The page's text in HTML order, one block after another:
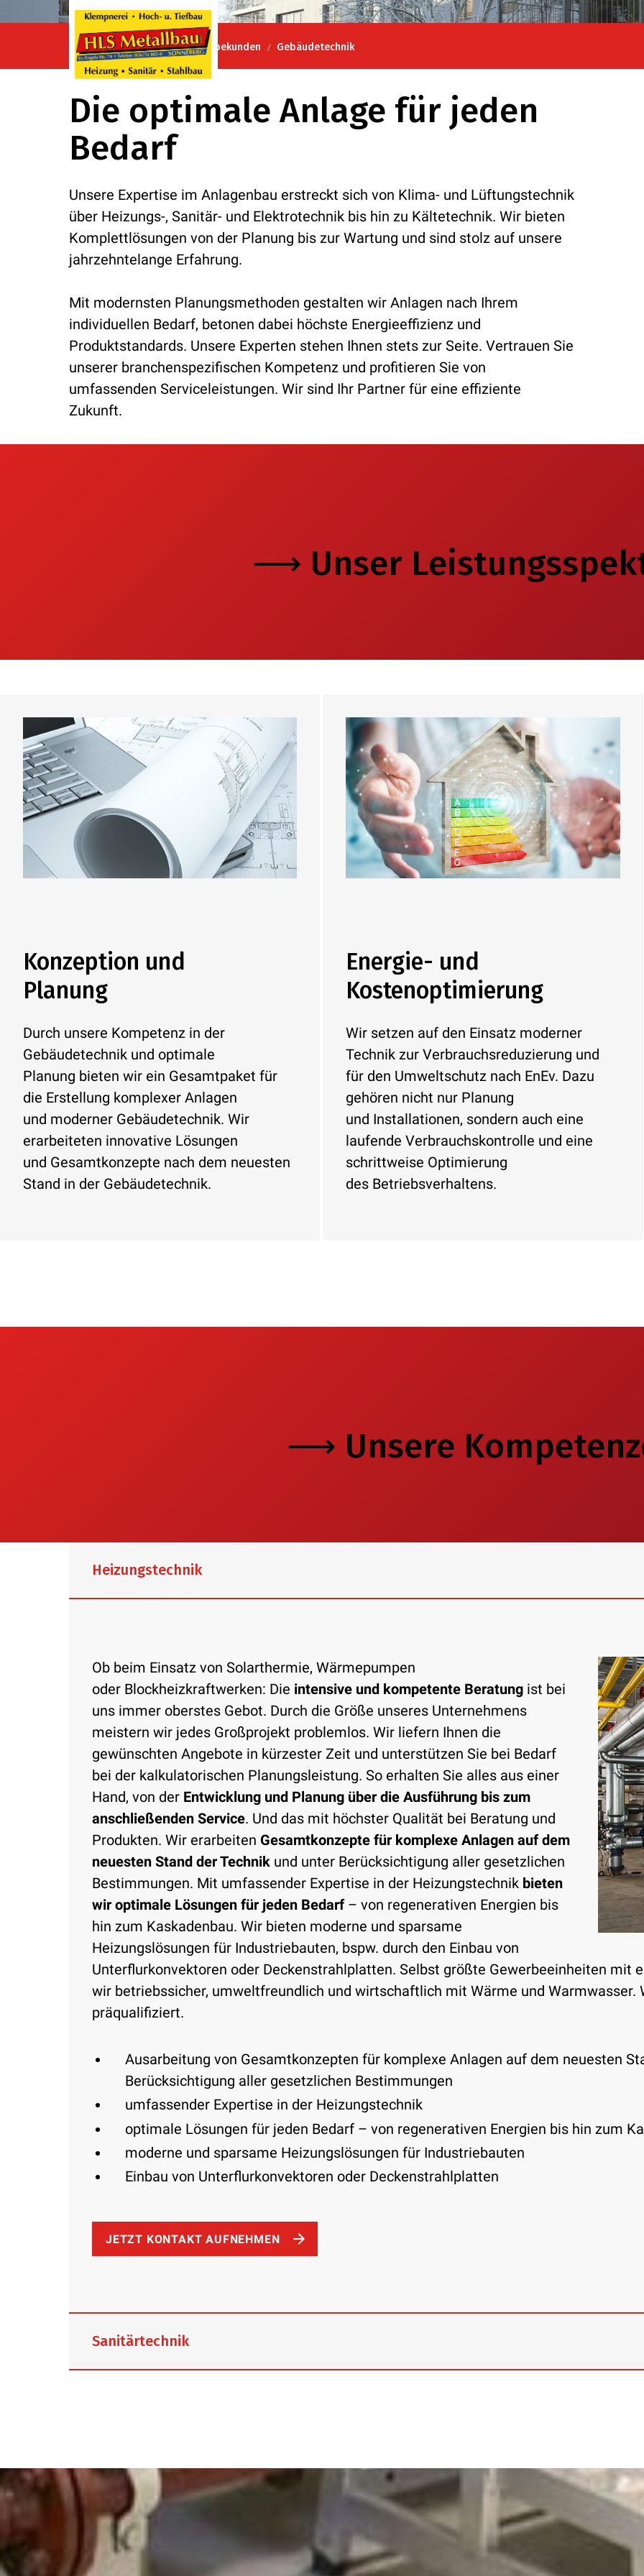
HLS Metallbau GmbH Gewerbekunden Gebäudetechnik
Die optimale Anlage für jeden
Bedarf
Unsere Expertise im Anlagenbau erstreckt sich von Klima- und Lüftungstechnik
über Heizungs-, Sanitär- und Elektrotechnik bis hin zu Kältetechnik. Wir bieten
Komplettlösungen von der Planung bis zur Wartung und sind stolz auf unsere
jahrzehntelange Erfahrung.
Mit modernsten Planungsmethoden gestalten wir Anlagen nach Ihrem
individuellen Bedarf, betonen dabei höchste Energieeffizienz und
Produktstandards. Unsere Experten stehen Ihnen stets zur Seite. Vertrauen Sie
unserer branchenspezifischen Kompetenz und profitieren Sie von
umfassenden Serviceleistungen. Wir sind Ihr Partner für eine effiziente
Zukunft.
⟶ Unser
Konzeption und
Planung
Durch unsere Kompetenz in der
Gebäudetechnik und optimale
Planung bieten wir ein Gesamtpaket für
die Erstellung komplexer Anlagen
und moderner Gebäudetechnik. Wir
erarbeiteten innovative Lösungen
und Gesamtkonzepte nach dem neuesten
Stand in der Gebäudetechnik.
Energie- und
Kostenoptimierung
Wir setzen auf den Einsatz moderner
Technik zur Verbrauchsreduzierung und
für den Umweltschutz nach EnEv. Dazu
gehören nicht nur Planung
und Installationen, sondern auch eine
laufende Verbrauchskontrolle und eine
schrittweise Optimierung
des Betriebsverhaltens.
⟶ Unsere
Heizungstechnik
Ob beim Einsatz von Solarthermie, Wärmepumpen
oder Blockheizkraftwerken: Die intensive und kompetente Beratung ist bei
uns immer oberstes Gebot. Durch die Größe unseres Unternehmens
meistern wir jedes Großprojekt problemlos. Wir liefern Ihnen die
gewünschten Angebote in kürzester Zeit und unterstützen Sie bei Bedarf
bei der kalkulatorischen Planungsleistung. So erhalten Sie alles aus einer
Hand, von der Entwicklung und Planung über die Ausführung bis zum
anschließenden Service. Und das mit höchster Qualität bei Beratung und
Produkten. Wir erarbeiten Gesamtkonzepte für komplexe Anlagen auf dem
neuesten Stand der Technik und unter Berücksichtigung aller gesetzlichen
Bestimmungen. Mit umfassender Expertise in der Heizungstechnik bieten
wir optimale Lösungen für jeden Bedarf– von regenerativen Energien bis
hin zum Kaskadenbau. Wir bieten moderne und sparsame
Heizungslösungen für Industriebauten, bspw. durch den Einbau von
Unterflurkonvektoren oder Deckenstrahlplatten. Selbst größte Gewerbeeinheiten mit
wir betriebssicher, umweltfreundlich und wirtschaftlich mit Wärme und Warmwasser.
präqualifiziert.
Ausarbeitung von Gesamtkonzepten für komplexe Anlagen auf dem neuesten
Berücksichtigung aller gesetzlichen Bestimmungen
umfassender Expertise in der Heizungstechnik
optimale Lösungen für jeden Bedarf – von regenerativen Energien bis hin zum
moderne und sparsame Heizungslösungen für Industriebauten
Einbau von Unterflurkonvektoren oder Deckenstrahlplatten
JETZT KONTAKT AUFNEHMEN
Sanitärtechnik
industriellen und öffentlichen Sektor
, wie Restaurants oder Büros, sind
spezielle Anforderungen zu erfüllen. Unsere Installateure, Monteure und
Techniker bieten
flexible Lösungen für industrielle und gewerbliche
Anwendungen
, um den hohen Anforderungen an Funktionalität und Hygiene
gerecht zu werden. DieGastronomie und Hotellerie legen nicht nur Wert